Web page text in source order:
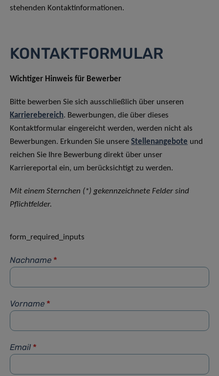
stehenden Kontaktinformationen.
KONTAKTFORMULAR
Wichtiger Hinweis für Bewerber
Bitte bewerben Sie sich ausschließlich über unseren
Karrierebereich. Bewerbungen, die über dieses
Kontaktformular eingereicht werden, werden nicht als
Bewerbungen. Erkunden Sie unsere Stellenangebote und
reichen Sie Ihre Bewerbung direkt über unser
Karriereportal ein, um berücksichtigt zu werden.
Mit einem Sternchen (*) gekennzeichnete Felder sind
Pflichtfelder.
form_required_inputs
Nachname *
Vorname *
Email *